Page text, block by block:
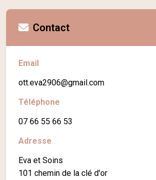
Contact
Email
ott.eva2906@gmail.com
Téléphone
07 66 55 66 53
Adresse
Eva et Soins
101 chemin de la clé d'or